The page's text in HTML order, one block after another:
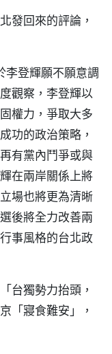
發回來的評論，
李登輝願不願意調
觀察，李登輝以
權力，爭取大多
功的政治策略，
有黨內鬥爭或與
在兩岸關係上將
場也將更為清晰
後將全力改善兩
事風格的台北政
台獨勢力抬頭，
「寢食難安」，